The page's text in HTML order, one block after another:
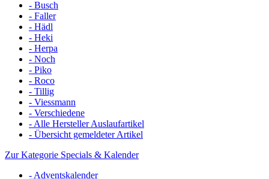
- Busch
- Faller
- Hädl
- Heki
- Herpa
- Noch
- Piko
- Roco
- Tillig
- Viessmann
- Verschiedene
- Alle Hersteller Auslaufartikel
- Übersicht gemeldeter Artikel
Zur Kategorie Specials & Kalender
- Adventskalender